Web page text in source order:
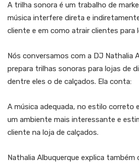
A trilha sonora é um trabalho de
música interfere direta e
cliente e em como atrair clientes para
Nós conversamos com a DJ Nathalia
prepara trilhas sonoras para lojas de
dentre eles o de calçados. Ela conta:
A música adequada, no estilo correto
um ambiente mais interessante e
cliente na loja de calçados.
Nathalia Albuquerque explica também